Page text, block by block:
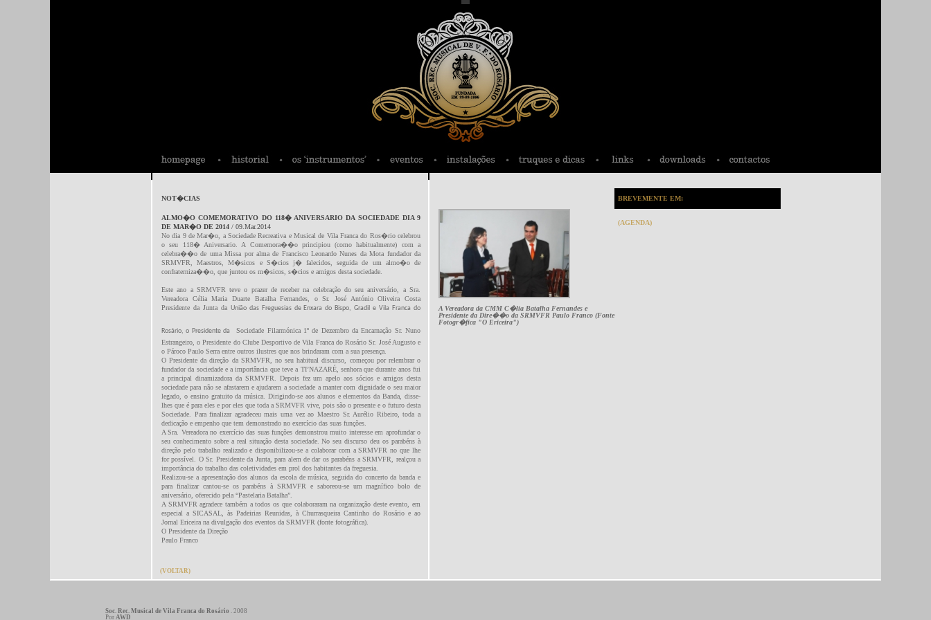
NOT�CIAS
ALMO�O COMEMORATIVO DO 118� ANIVERSARIO DA SOCIEDADE DIA 9
DE MAR�O DE 2014 / 09.Mar.2014
No dia 9 de Mar�o, a Sociedade Recreativa e Musical de Vila Franca do Ros�rio celebrou
o seu 118� Aniversario. A Comemora��o principiou (como habitualmente) com a
celebra��o de uma Missa por alma de Francisco Leonardo Nunes da Mota fundador da
SRMVFR, Maestros, M�sicos e S�cios j� falecidos, seguida de um almo�o de
confraterniza��o, que juntou os m�sicos, s�cios e amigos desta sociedade.
Este ano a SRMVFR teve o prazer de receber na celebração do seu aniversário, a Sra.
Vereadora Célia Maria Duarte Batalha Fernandes, o Sr.José António Oliveira Costa
Presidente da Junta da União das Freguesias de Enxara do Bispo, Gradil e Vila Franca do
Rosário, o Presidente da
Sociedade Filarmónica 1º de Dezembro da Encarnação Sr. Nuno
Estrangeiro, o Presidente do Clube Desportivo de Vila Franca do Rosário Sr. José Augusto e
o Pároco Paulo Serra entre outros ilustres que nos brindaram com a sua presença.
O Presidente da direção da SRMVFR, no seu habitual discurso, começou por relembrar o
fundador da sociedade e a importância que teve a TI’NAZARÉ, senhora que durante anos fui
a principal dinamizadora da SRMVFR. Depois fez um apelo aos sócios e amigos desta
sociedade para não se afastarem e ajudarem a sociedade a manter com dignidade o seu maior
legado, o ensino gratuito da música. Dirigindo-se aos alunos e elementos da Banda, disse-
lhes que é para eles e por eles que toda a SRMVFR vive, pois são o presente e o futuro desta
Sociedade. Para finalizar agradeceu mais uma vez ao Maestro Sr. Aurélio Ribeiro, toda a
dedicação e empenho que tem demonstrado no exercício das suas funções.
A Sra. Vereadora no exercício das suas funções demonstrou muito interesse em aprofundar o
seu conhecimento sobre a real situação desta sociedade. No seu discurso deu os parabéns à
direção pelo trabalho realizado e disponibilizou-se a colaborar com a SRMVFR no que lhe
for possível. O Sr. Presidente da Junta, para alem de dar os parabéns a SRMVFR, realçou a
importância do trabalho das coletividades em prol dos habitantes da freguesia.
Realizou-se a apresentação dos alunos da escola de música, seguida do concerto da banda e
para finalizar cantou-se os parabéns à SRMVFR e saboreou-se um magnífico bolo de
aniversário, oferecido pela “Pastelaria Batalha”.
A SRMVFR agradece também a todos os que colaboraram na organização deste evento, em
especial a SICASAL, às Padeirias Reunidas, à Churrasqueira Cantinho do Rosário e ao
Jornal Ericeira na divulgação dos eventos da SRMVFR (fonte fotográfica).
O Presidente da Direção
Paulo Franco
(VOLTAR)
A Vereadora da CMM C�lia Batalha Fernandes e
Presidente da Dire��o da SRMVFR Paulo Franco (Fonte
Fotogr�fica "O Ericeira")
BREVEMENTE EM:
(AGENDA)
Soc. Rec. Musical de Vila Franca do Rosário . 2008
Por AWD